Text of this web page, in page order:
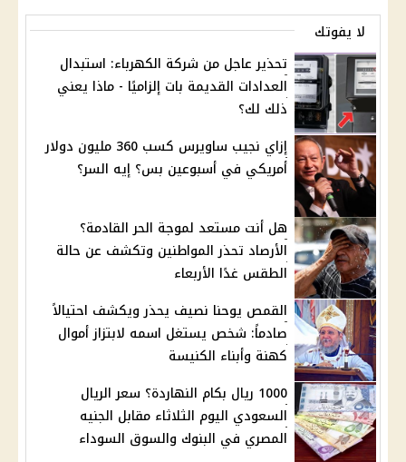
لا يفوتك
تحذير عاجل من شركة الكهرباء: استبدال
العدادات القديمة بات إلزاميًا - ماذا يعني
ذلك لك؟
إزاي نجيب ساويرس كسب 360 مليون دولار
أمريكي في أسبوعين بس؟ إيه السر؟
هل أنت مستعد لموجة الحر القادمة؟
الأرصاد تحذر المواطنين وتكشف عن حالة
الطقس غدًا الأربعاء
القمص يوحنا نصيف يحذر ويكشف احتيالاً
صادماً: شخص يستغل اسمه لابتزاز أموال
كهنة وأبناء الكنيسة
1000 ريال بكام النهاردة؟ سعر الريال
السعودي اليوم الثلاثاء مقابل الجنيه
المصري في البنوك والسوق السوداء